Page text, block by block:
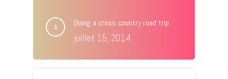
Doing a cross country road trip
juillet 15, 2014
I 06 48 26 58 95 -
OMNOMADE.COM